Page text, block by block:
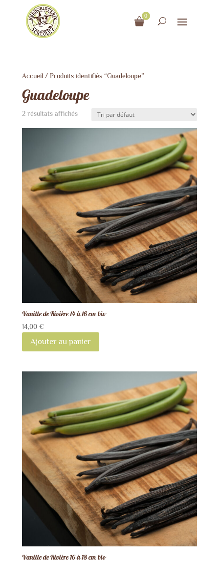
0
Accueil/ Produits identifiés “Guadeloupe”
Guadeloupe
2 résultats affichés
Vanille de Rivière 14 à 16 cm bio
14,00 €
Ajouter au panier
Vanille de Rivière 16 à 18 cm bio